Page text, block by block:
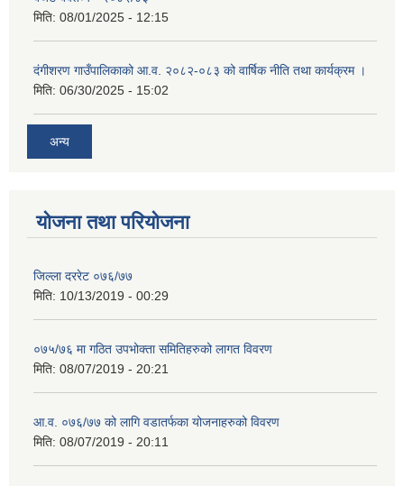
मिति: 08/01/2025 - 12:15
दंगीशरण गाउँपालिकाको आ.व. २०८२-०८३ को वार्षिक नीति तथा कार्यक्रम ।
मिति: 06/30/2025 - 15:02
अन्य
योजना तथा परियोजना
जिल्ला दररेट ०७६/७७
मिति: 10/13/2019 - 00:29
०७५/७६ मा गठित उपभोक्ता समितिहरुको लागत विवरण
मिति: 08/07/2019 - 20:21
आ.व. ०७६/७७ को लागि वडातर्फका योजनाहरुको विवरण
मिति: 08/07/2019 - 20:11